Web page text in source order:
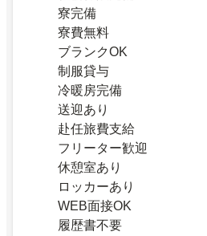
寮完備
寮費無料
ブランクOK
制服貸与
冷暖房完備
送迎あり
赴任旅費支給
フリーター歓迎
休憩室あり
ロッカーあり
WEB面接OK
履歴書不要